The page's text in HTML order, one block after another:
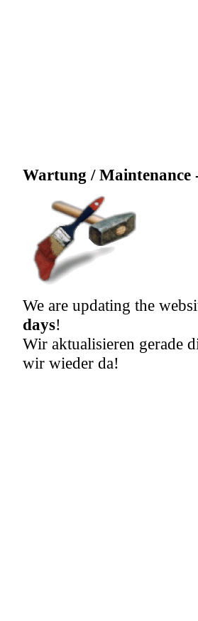
Wartung / Maintenance
We are updating the
days!
Wir aktualisieren gerade
wir wieder da!